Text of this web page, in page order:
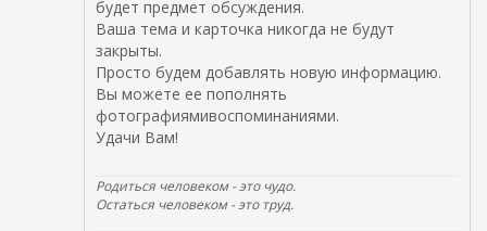
будет предмет обсуждения.
Ваша тема и карточка никогда не будут
закрыты.
Просто будем добавлять новую информацию.
Вы можете ее пополнять
фотографиямивоспоминаниями.
Удачи Вам!
Родиться человеком - это чудо.
Остаться человеком - это труд.